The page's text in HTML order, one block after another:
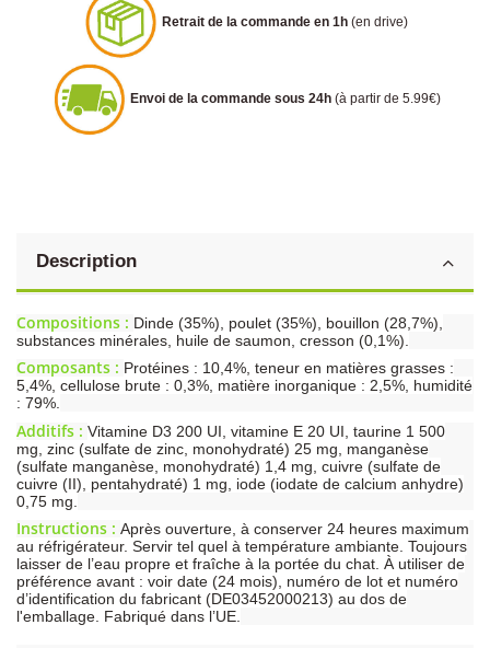
Retrait de la commande en 1h (en drive)
Envoi de la commande sous 24h (à partir de 5.99€)
Description
Compositions : Dinde (35%), poulet (35%), bouillon (28,7%),
substances minérales, huile de saumon, cresson (0,1%).
Composants : Protéines : 10,4%, teneur en matières grasses :
5,4%, cellulose brute : 0,3%, matière inorganique : 2,5%, humidité
: 79%.
Additifs : Vitamine D3 200 UI, vitamine E 20 UI, taurine 1 500
mg, zinc (sulfate de zinc, monohydraté) 25 mg, manganèse
(sulfate manganèse, monohydraté) 1,4 mg, cuivre (sulfate de
cuivre (II), pentahydraté) 1 mg, iode (iodate de calcium anhydre)
0,75 mg.
Instructions : Après ouverture, à conserver 24 heures maximum
au réfrigérateur. Servir tel quel à température ambiante. Toujours
laisser de l’eau propre et fraîche à la portée du chat. À utiliser de
préférence avant : voir date (24 mois), numéro de lot et numéro
d’identification du fabricant (DE03452000213) au dos de
l'emballage. Fabriqué dans l’UE.